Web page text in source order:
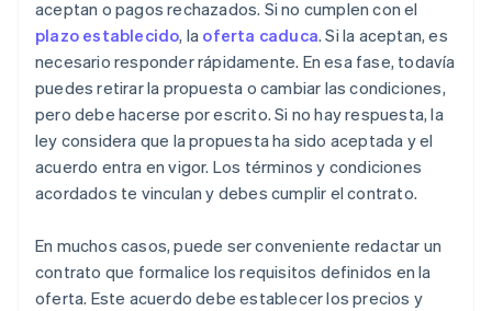
aceptan o pagos rechazados. Si no cumplen con el
plazo establecido, la oferta caduca. Si la aceptan, es
necesario responder rápidamente. En esa fase, todavía
puedes retirar la propuesta o cambiar las condiciones,
pero debe hacerse por escrito. Si no hay respuesta, la
ley considera que la propuesta ha sido aceptada y el
acuerdo entra en vigor. Los términos y condiciones
acordados te vinculan y debes cumplir el contrato.
En muchos casos, puede ser conveniente redactar un
contrato que formalice los requisitos definidos en la
oferta. Este acuerdo debe establecer los precios y